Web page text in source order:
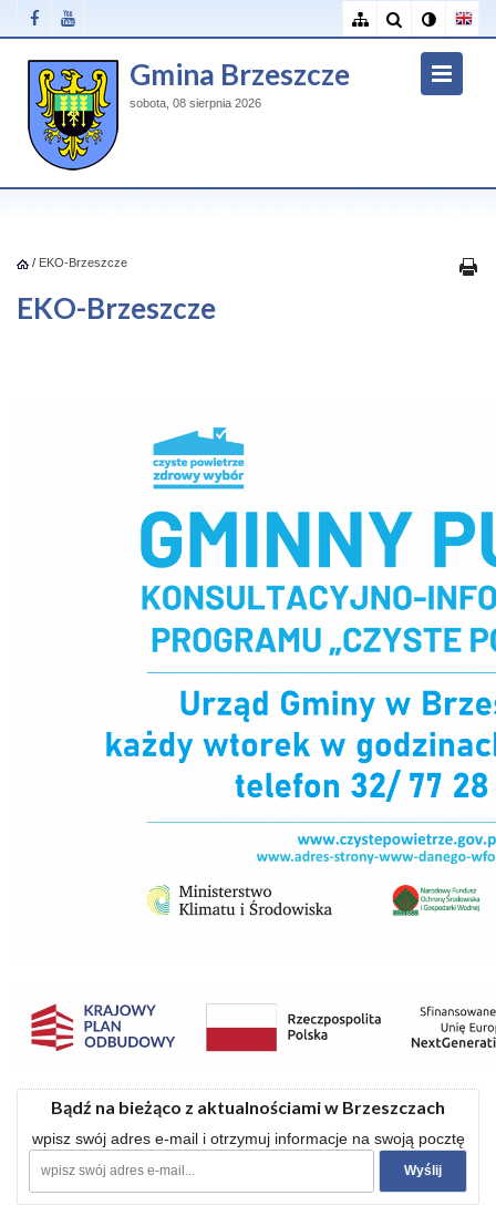
Gmina Brzeszcze
sobota, 08 sierpnia 2026
/ EKO-Brzeszcze
EKO-Brzeszcze
Bądź na bieżąco z aktualnościami w Brzeszczach
wpisz swój adres e-mail i otrzymuj informacje na swoją pocztę